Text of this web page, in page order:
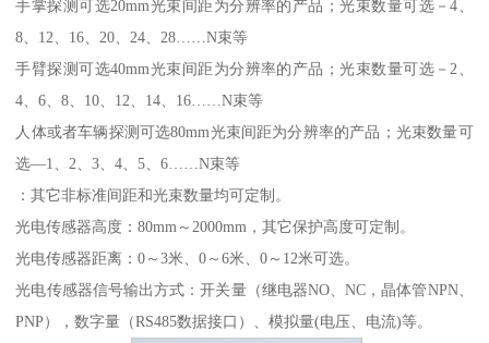
手掌探测可选20mm光束间距为分辨率的产品；光束数量可选－4、
8、12、16、20、24、28……N束等
手臂探测可选40mm光束间距为分辨率的产品；光束数量可选－2、
4、6、8、10、12、14、16……N束等
人体或者车辆探测可选80mm光束间距为分辨率的产品；光束数量可
选—1、2、3、4、5、6……N束等
：其它非标准间距和光束数量均可定制。
光电传感器高度：80mm～2000mm，其它保护高度可定制。
光电传感器距离：0～3米、0～6米、0～12米可选。
光电传感器信号输出方式：开关量（继电器NO、NC，晶体管NPN、
PNP），数字量（RS485数据接口）、模拟量(电压、电流)等。